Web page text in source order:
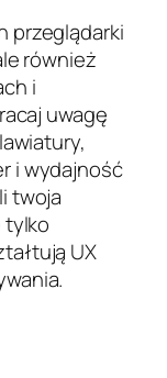
przeglądarki
również
i
uwagę
i wydajność
twoja
tylko
UX